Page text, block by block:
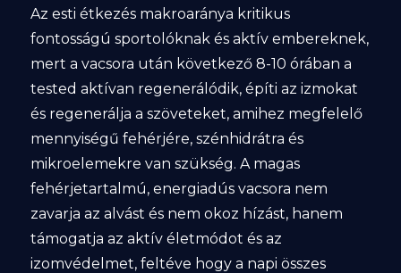
Az esti étkezés makroaránya kritikus
fontosságú sportolóknak és aktív embereknek,
mert a vacsora után következő 8-10 órában a
tested aktívan regenerálódik, építi az izmokat
és regenerálja a szöveteket, amihez megfelelő
mennyiségű fehérjére, szénhidrátra és
mikroelemekre van szükség. A magas
fehérjetartalmú, energiadús vacsora nem
zavarja az alvást és nem okoz hízást, hanem
támogatja az aktív életmódot és az
izomvédelmet, feltéve hogy a napi összes